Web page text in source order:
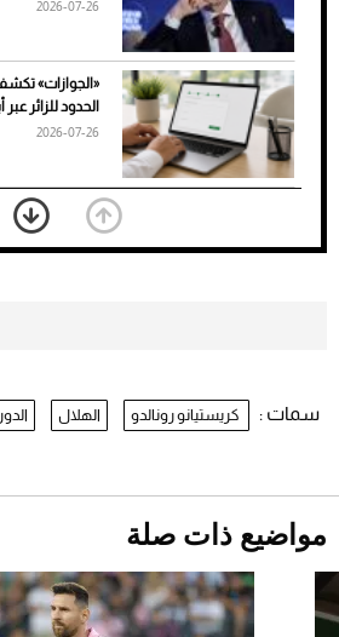
7 نصائح لاختيار لون البنطلون
الأسود
2026-07-26
«الجوازات»
الحدود للزائر عبر
2026-07-26
بعد 7 أشهر
يفوز على برينغا
Comeback" في جدة (فيديو)
سمات : كريستيانو رونالدو الهلال
مواضيع ذات صلة